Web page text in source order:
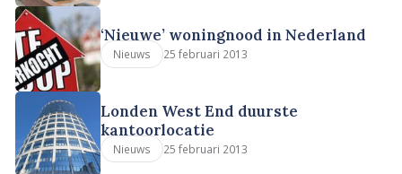
‘Nieuwe’ woningnood in Nederland
Nieuws 25 februari 2013
Londen West End duurste
kantoorlocatie
Nieuws 25 februari 2013